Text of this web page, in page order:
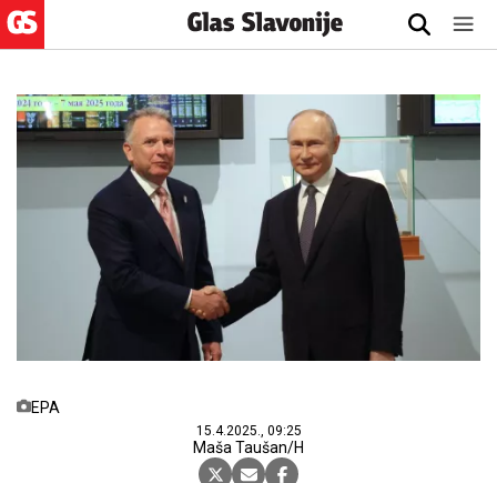
EPA
15.4.2025., 09:25
Maša Taušan/H